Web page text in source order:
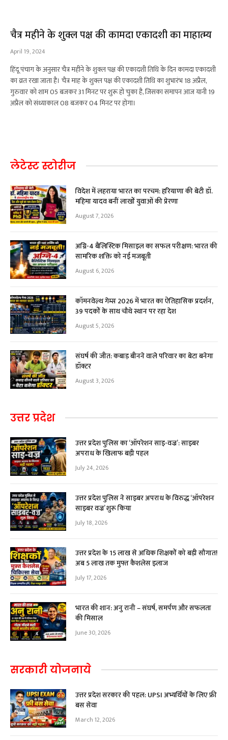
चैत्र महीने के शुक्ल पक्ष की कामदा एकादशी का माहात्म्य
April 19, 2024
हिंदू पंचाग के अनुसार चैत्र महीने के शुक्ल पक्ष की एकादशी तिथि के दिन कामदा एकादशी
का व्रत रखा जाता है। चैत्र माह के शुक्ल पक्ष की एकादशी तिथि का शुभारंभ 18 अप्रैल,
गुरुवार को शाम 05 बजकर 31 मिनट पर शुरू हो चुका है, जिसका समापन आज यानी 19
अप्रैल को संध्याकाल 08 बजकर 04 मिनट पर होगा।
लेटेस्ट स्टोरीज
विदेश में लहराया भारत का परचम: हरियाणा की बेटी डॉ.
महिमा यादव बनीं लाखों युवाओं की प्रेरणा
August 7, 2026
अग्नि-4 बैलिस्टिक मिसाइल का सफल परीक्षण: भारत की
सामरिक शक्ति को नई मजबूती
August 6, 2026
कॉमनवेल्थ गेम्स 2026 में भारत का ऐतिहासिक प्रदर्शन,
39 पदकों के साथ चौथे स्थान पर रहा देश
August 5, 2026
संघर्ष की जीत: कबाड़ बीनने वाले परिवार का बेटा बनेगा
डॉक्टर
August 3, 2026
उत्तर प्रदेश
उत्तर प्रदेश पुलिस का ‘ऑपरेशन साइ-वज्र’: साइबर
अपराध के खिलाफ बड़ी पहल
July 24, 2026
उत्तर प्रदेश पुलिस ने साइबर अपराध के विरुद्ध ‘ऑपरेशन
साइबर वज्र’ शुरू किया
July 18, 2026
उत्तर प्रदेश के 15 लाख से अधिक शिक्षकों को बड़ी सौगात!
अब ₹5 लाख तक मुफ्त कैशलेस इलाज
July 17, 2026
भारत की शान: अनु रानी – संघर्ष, समर्पण और सफलता
की मिसाल
June 30, 2026
सरकारी योजनाये
उत्तर प्रदेश सरकार की पहल: UPSI अभ्यर्थियों के लिए फ्री
बस सेवा
March 12, 2026